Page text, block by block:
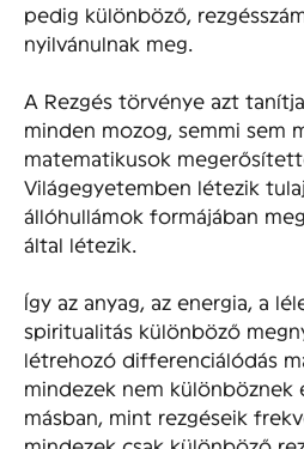
pedig különböző,
nyilvánulnak meg.
A Rezgés törvénye azt
minden mozog, semmi sem
matematikusok
Világegyetemben létezik
állóhullámok formájában
által létezik.
Így az anyag, az energia, a
spiritualitás különböző
létrehozó differenciálódás
mindezek nem különböznek
másban, mint rezgéseik
mindezek csak különböző